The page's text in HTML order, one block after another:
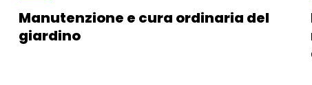
Manutenzione e cura ordinaria del
giardino